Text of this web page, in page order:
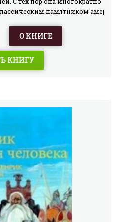
памятником
образ Гайаваты,
в нем
вождя ирокезов
(божество индейцев
оджибве, а затем
индейские
и исследованные
Г.-Р. Скулкрафтом
и других
примечательных изданий
в частности: Н. W.
Boston a. o., Houghton
издании к тексту приложены
одежды, утвари
О КНИГЕ
КНИГУ